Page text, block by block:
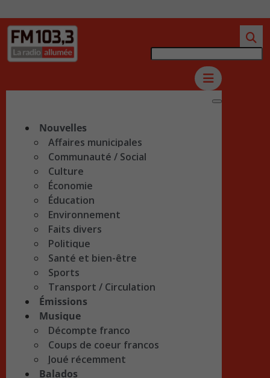
Nouvelles
Affaires municipales
Communauté / Social
Culture
Économie
Éducation
Environnement
Faits divers
Politique
Santé et bien-être
Sports
Transport / Circulation
Émissions
Musique
Décompte franco
Coups de coeur francos
Joué récemment
Balados